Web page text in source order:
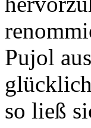
Pujol
so ließ